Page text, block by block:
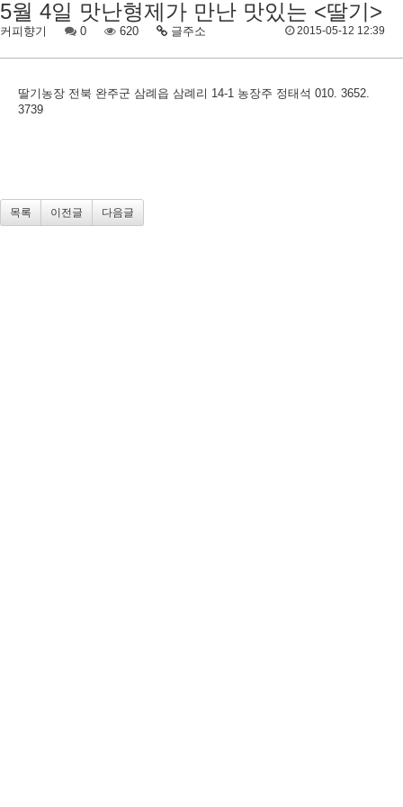
5월 4일 맛난형제가 만난 맛있는 <딸기>
커피향기 0 620 글주소 2015-05-12 12:39
딸기농장 전북 완주군 삼례읍 삼례리 14-1 농장주 정태석 010. 3652.
3739
목록 이전글 다음글